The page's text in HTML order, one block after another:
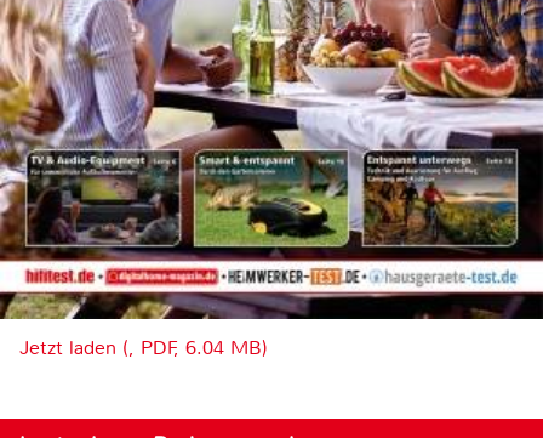
Jetzt laden (, PDF, 6.04 MB)